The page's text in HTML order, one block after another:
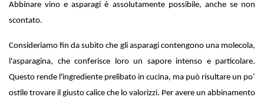
Abbinare vino e asparagi è assolutamente possibile, anche se non
scontato.
Consideriamo fin da subito che gli asparagi contengono una molecola,
l'asparagina, che conferisce loro un sapore intenso e particolare.
Questo rende l'ingrediente prelibato in cucina, ma può risultare un po’
ostile trovare il giusto calice che lo valorizzi. Per avere un abbinamento